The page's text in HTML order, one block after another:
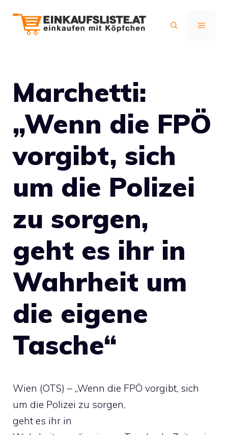
Inhalt
MENÜ
Marchetti:
„Wenn die FPÖ
vorgibt, sich
um die Polizei
zu sorgen,
geht es ihr in
Wahrheit um
die eigene
Tasche“
Wien (OTS) – „Wenn die FPÖ vorgibt, sich
um die Polizei zu sorgen,
geht es ihr in